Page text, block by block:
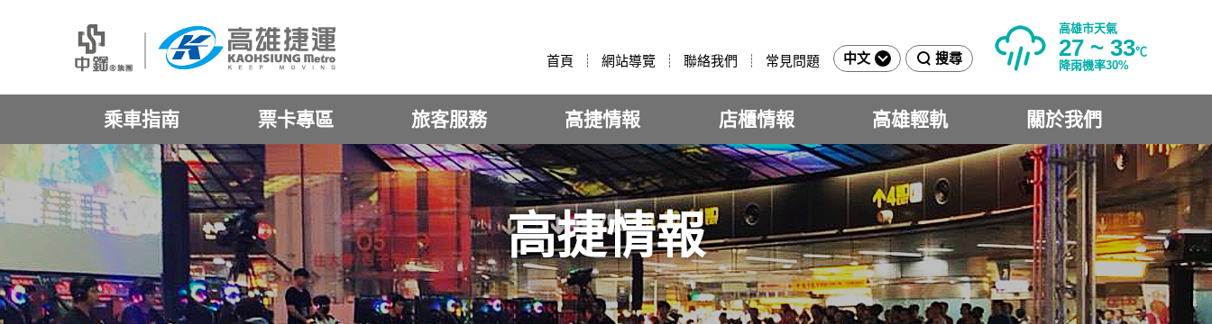
首頁 網站導覽 聯絡我們 常見問題 中文 搜尋
高雄市天氣
27 ~ 33℃
降雨機率30%
乘車指南 票卡專區 旅客服務 高捷情報 店櫃情報 高雄輕軌 關於我們
高捷情報